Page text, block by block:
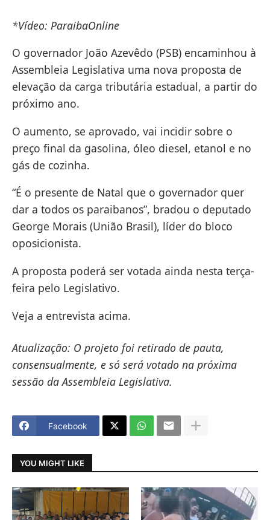
*Vídeo: ParaibaOnline
O governador João Azevêdo (PSB) encaminhou à
Assembleia Legislativa uma nova proposta de
elevação da carga tributária estadual, a partir do
próximo ano.
O aumento, se aprovado, vai incidir sobre o
preço final da gasolina, óleo diesel, etanol e no
gás de cozinha.
“É o presente de Natal que o governador quer
dar a todos os paraibanos”, bradou o deputado
George Morais (União Brasil), líder do bloco
oposicionista.
A proposta poderá ser votada ainda nesta terça-
feira pelo Legislativo.
Veja a entrevista acima.
Atualização: O projeto foi retirado de pauta,
consensualmente, e só será votado na próxima
sessão da Assembleia Legislativa.
Facebook
YOU MIGHT LIKE